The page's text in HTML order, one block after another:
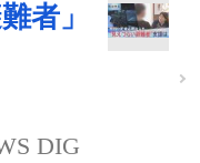
者」
DIG